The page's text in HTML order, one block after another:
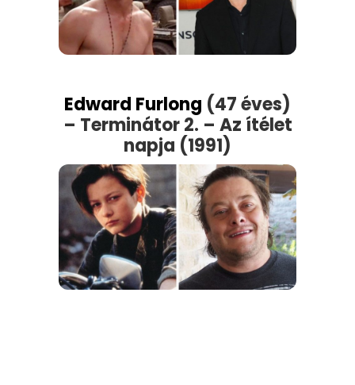
Edward Furlong (47 éves)
– Terminátor 2. – Az ítélet
napja (1991)